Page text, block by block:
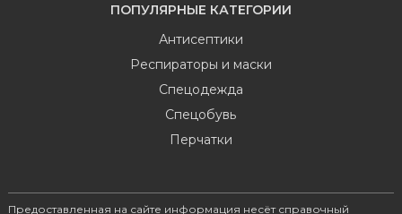
ПОПУЛЯРНЫЕ КАТЕГОРИИ
Антисептики
Респираторы и маски
Спецодежда
Спецобувь
Перчатки
Предоставленная на сайте информация несёт справочный